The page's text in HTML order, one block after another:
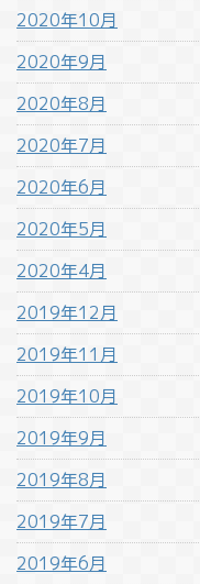
2020年10月
2020年9月
2020年8月
2020年7月
2020年6月
2020年5月
2020年4月
2019年12月
2019年11月
2019年10月
2019年9月
2019年8月
2019年7月
2019年6月